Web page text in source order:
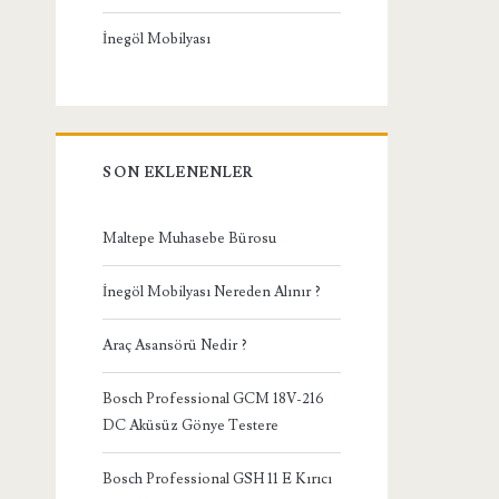
İnegöl Mobilyası
SON EKLENENLER
Maltepe Muhasebe Bürosu
İnegöl Mobilyası Nereden Alınır ?
Araç Asansörü Nedir ?
Bosch Professional GCM 18V-216
DC Aküsüz Gönye Testere
Bosch Professional GSH 11 E Kırıcı